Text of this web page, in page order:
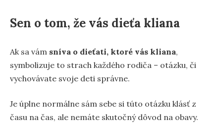
Sen o tom, že vás dieťa kliana
Ak sa vám sníva o dieťati, ktoré vás kliana,
symbolizuje to strach každého rodiča – otázku, či
vychovávate svoje deti správne.
Je úplne normálne sám sebe si túto otázku klásť z
času na čas, ale nemáte skutočný dôvod na obavy.